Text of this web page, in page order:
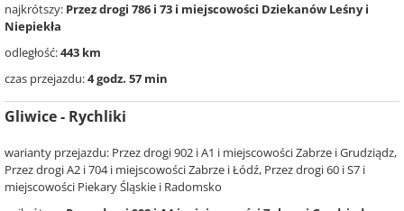
najkrótszy: Przez drogi 786 i 73 i miejscowości Dziekanów Leśny i
Niepiekła
odległość:443 km
czas przejazdu:4 godz. 57 min
Gliwice - Rychliki
warianty przejazdu: Przez drogi 902 i A1 i miejscowości Zabrze i Grudziądz,
Przez drogi A2 i 704 i miejscowości Zabrze i Łódź, Przez drogi 60 i S7 i
miejscowości Piekary Śląskie i Radomsko